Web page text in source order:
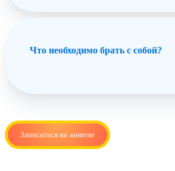
Что необходимо брать с собой?
Записаться на занятие